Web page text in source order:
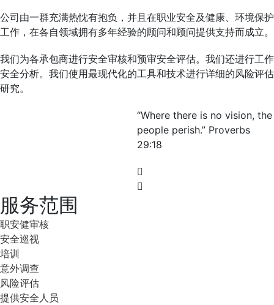
公司由一群充满热忱有抱负，并且在职业安全及健康、环境保护
工作，在各自领域拥有多年经验的顾问和顾问提供支持而成立。
我们为各承包商进行安全审核和预审安全评估。我们还进行工作
安全分析。我们使用最现代化的工具和技术进行详细的风险评估
研究。
“Where there is no vision, the
people perish.” Proverbs
29:18
服务范围
职安健审核
安全巡视
培训
意外调查
风险评估
提供安全人员